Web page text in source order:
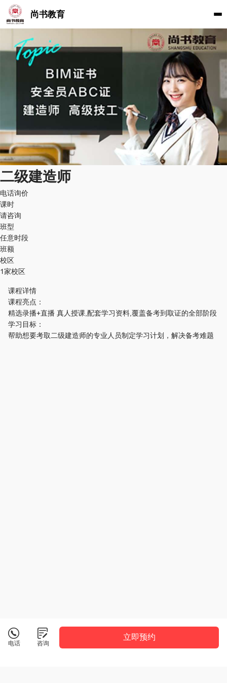
尚书教育
二级建造师
电话询价
课时
请咨询
班型
任意时段
班额
校区
1家校区
课程详情
课程亮点：
精选录播+直播 真人授课,配套学习资料,覆盖备考到取证的全部阶段
学习目标：
帮助想要考取二级建造师的专业人员制定学习计划，解决备考难题
电话 咨询
立即预约